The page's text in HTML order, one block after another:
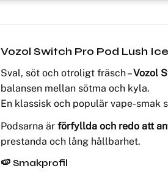
Vozol Switch Pro Pod Lush
Sval, söt och otroligt fräsch –Vozol
balansen mellan sötma och kyla.
En klassisk och populär vape-smak
Podsarna är förfyllda och redo att
prestanda och lång hållbarhet.
🍉 Smakprofil